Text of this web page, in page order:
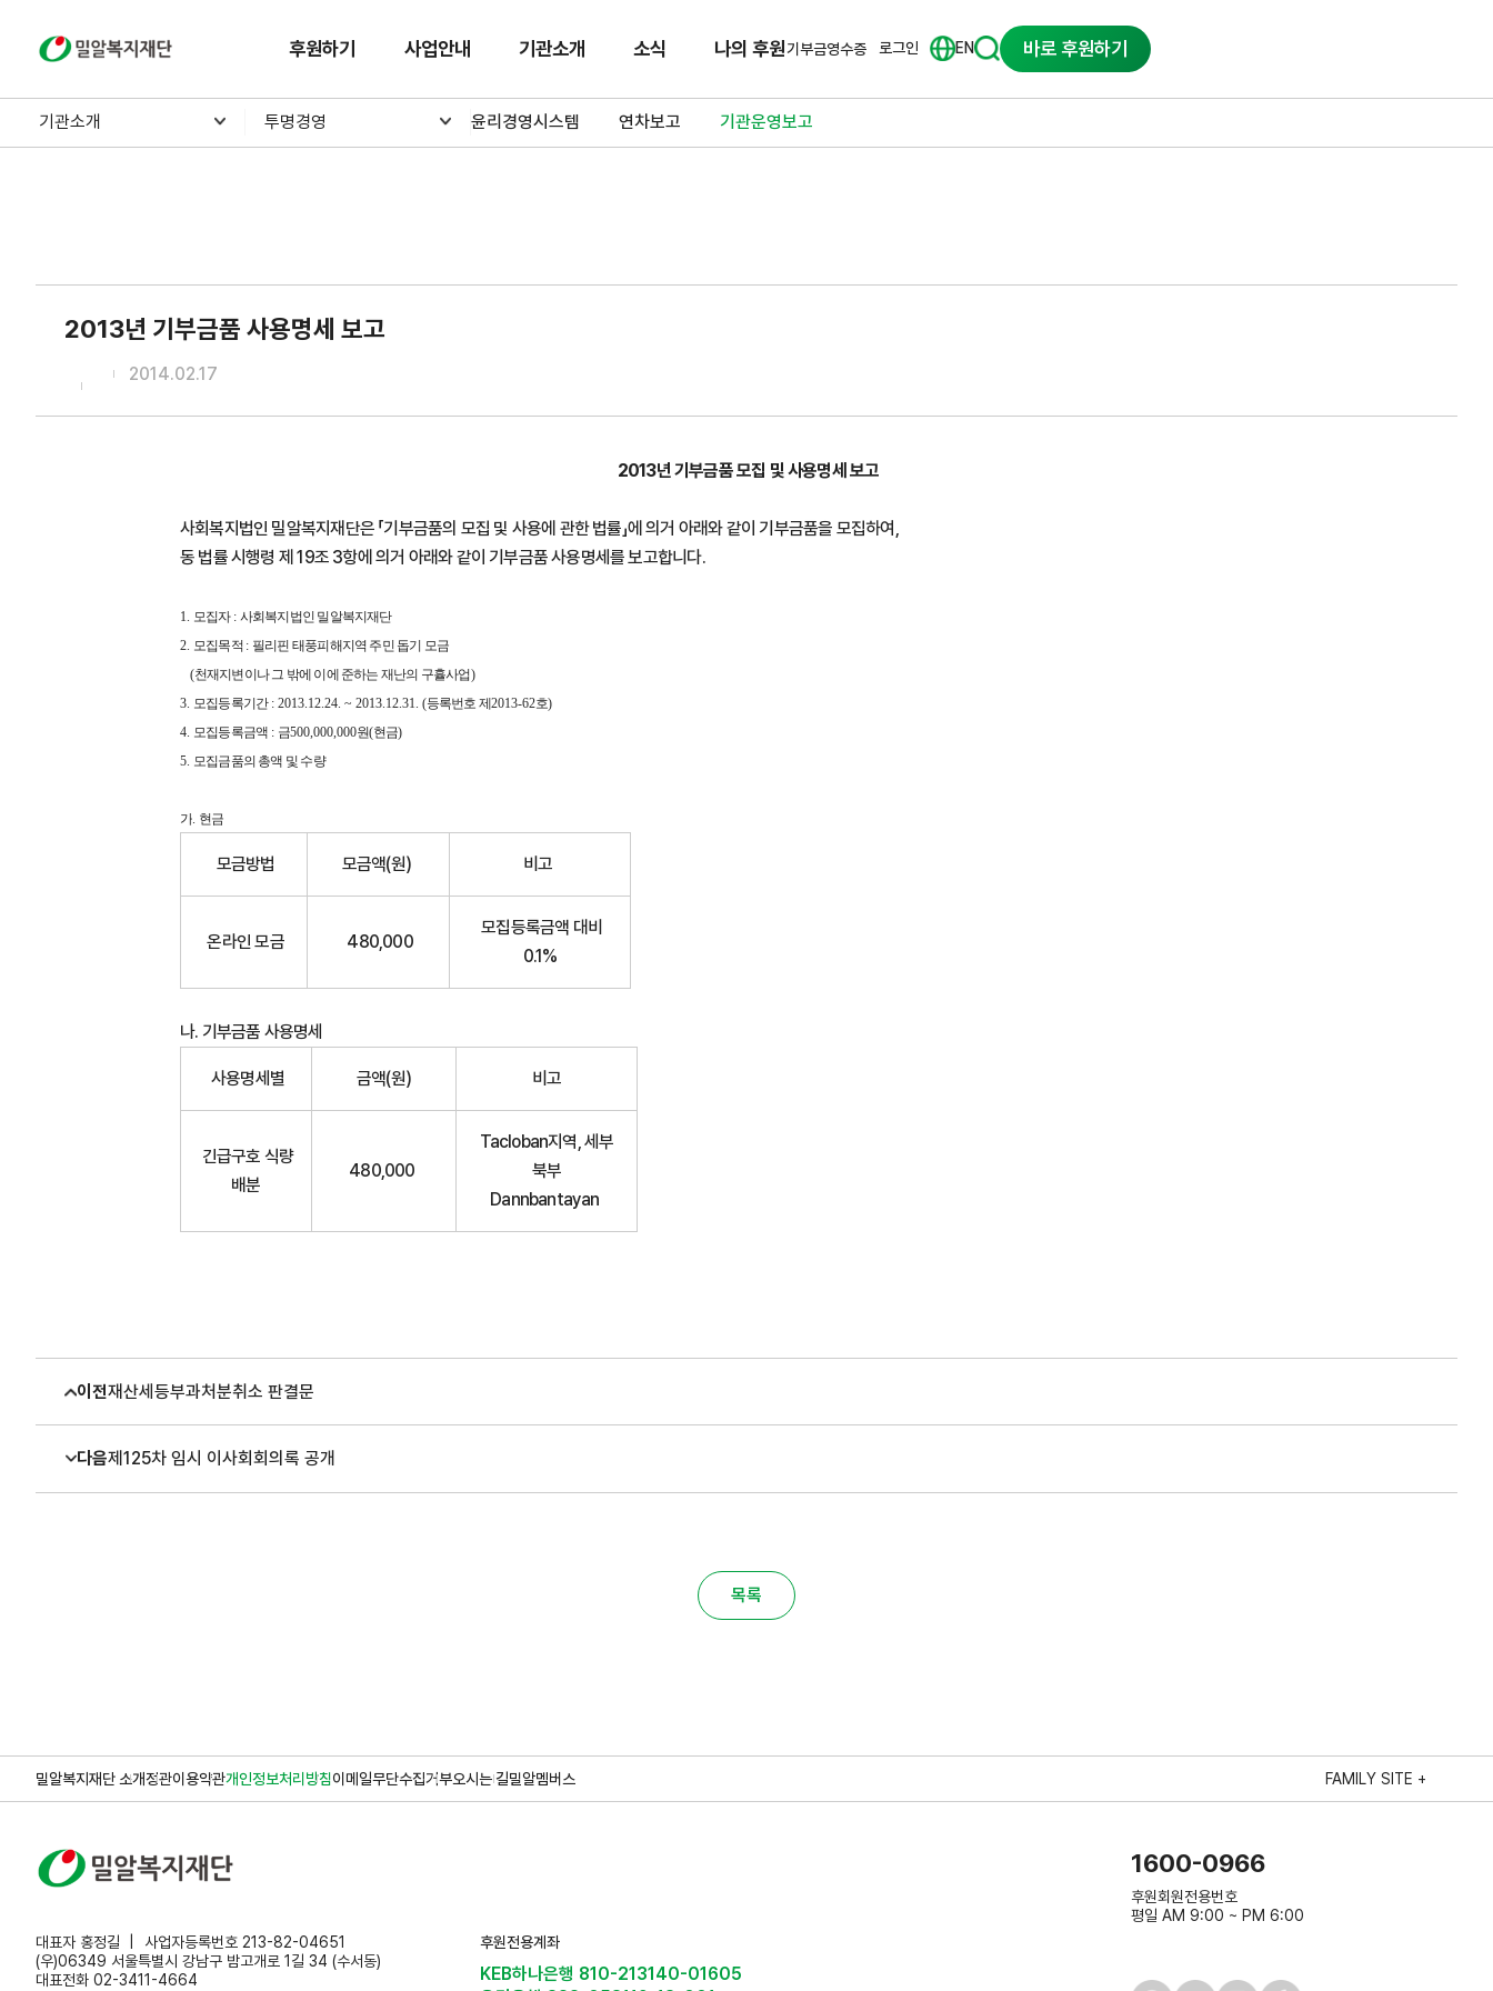
밀알복지재단 후원하기 사업안내 기관소개 소식 나의 후원기부금영수증 로그인 EN 바로 후원하기
기관소개 투명경영 윤리경영시스템 연차보고 기관운영보고
2013년 기부금품 사용명세 보고
2014.02.17
2013년 기부금품 모집 및 사용명세 보고
사회복지법인 밀알복지재단은 「기부금품의 모집 및 사용에 관한 법률」에 의거 아래와 같이 기부금품을 모집하여,
동 법률 시행령 제 19조 3항에 의거 아래와 같이 기부금품 사용명세를 보고합니다.
1. 모집자 : 사회복지법인 밀알복지재단
2. 모집목적 : 필리핀 태풍피해지역 주민 돕기 모금
(천재지변이나 그 밖에 이에 준하는 재난의 구휼사업)
3. 모집등록기간 : 2013.12.24. ~ 2013.12.31. (등록번호 제2013-62호)
4. 모집등록금액 : 금500,000,000원(현금)
5. 모집금품의 총액 및 수량
가 현금
모금방법 모금액(원) 비고
온라인 모금 480,000
모집등록금액 대비
0.1%
나. 기부금품 사용명세
사용명세별 금액(원) 비고
긴급구호 식량
배분
480,000
Tacloban지역, 세부
북부
Dannbantayan
이전재산세등부과처분취소 판결문
다음제125차 임시 이사회회의록 공개
목록
밀알복지재단 소개정관이용약관개인정보처리방침이메일무단수집거부오시는 길밀알멤버스 FAMILY SITE +
대표자 홍정길
사업자등록번호 213-82-04651
(우)06349 서울특별시 강남구 밤고개로 1길 34 (수서동)
대표전화 02-3411-4664
후원전용계좌
KEB하나은행 810-213140-01605
1600-0966
후원회원전용번호
평일 AM 9:00 ~ PM 6:00